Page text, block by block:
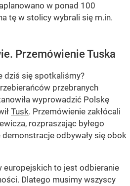
w ponad 100
tę w stolicy wybrali się m.in.
Przemówienie Tuska
dziś się spotkaliśmy?
przebranych
wyprowadzić Polskę
Tusk. Przemówienie zakłócali
rozpraszając byłego
odbywały się obok
europejskich to jest odbieranie
Dlatego musimy wszyscy